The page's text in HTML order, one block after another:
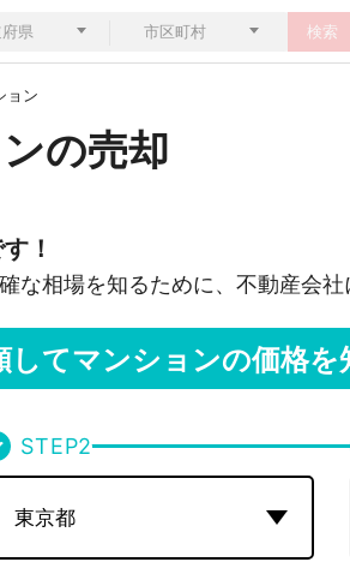
検索
ョン
の売却
！
な相場を知るために、不動産会
してマンションの価格を
STEP2